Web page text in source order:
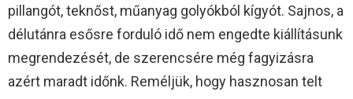
pillangót, teknőst, műanyag golyókból kígyót. Sajnos, a
délutánra esősre forduló idő nem engedte kiállításunk
megrendezését, de szerencsére még fagyizásra
azért maradt időnk. Reméljük, hogy hasznosan telt